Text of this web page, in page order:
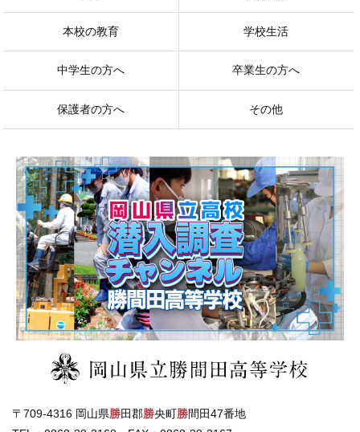
本校の教育 学校生活
中学生の方へ 卒業生の方へ
保護者の方へ その他
〒709-4316 岡山県勝田郡勝央町勝間田47番地